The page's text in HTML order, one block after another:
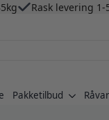
Rask levering
Pakketilbud